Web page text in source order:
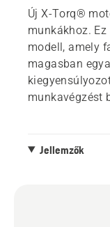
Új X-Torq®
munkákhoz.
modell, amely
magasban
kiegyensúlyozott
munkavégzést
Jellemzők